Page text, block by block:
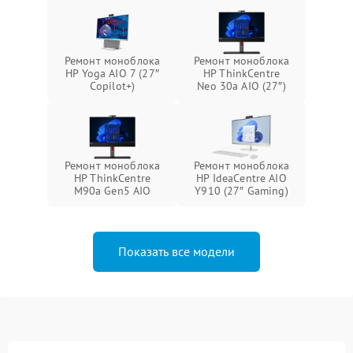
Ремонт моноблока
HP Yoga AIO 7 (27″
Copilot+)
Ремонт моноблока
HP ThinkCentre
Neo 30a AIO (27″)
Ремонт моноблока
HP ThinkCentre
M90a Gen5 AIO
Ремонт моноблока
HP IdeaCentre AIO
Y910 (27″ Gaming)
Показать все модели